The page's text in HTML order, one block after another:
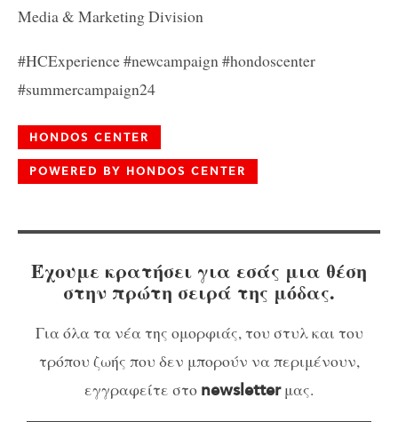
Media & Marketing Division
#HCExperience #newcampaign #hondoscenter
#summercampaign24
HONDOS CENTER
POWERED BY HONDOS CENTER
Έχουμε κρατήσει για εσάς μια θέση
στην πρώτη σειρά της μόδας.
Για όλα τα νέα της ομορφιάς, του στυλ και του
τρόπου ζωής που δεν μπορούν να περιμένουν,
εγγραφείτε στο newsletterμας.